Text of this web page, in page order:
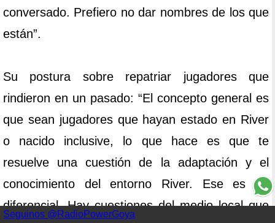
Seguinos @RadioPowerGoya
conversado. Prefiero no dar nombres de los que
están”.
Su postura sobre repatriar jugadores que
rindieron en un pasado: “El concepto general es
que sean jugadores que hayan estado en River
o nacido inclusive, lo que hace es que te
resuelve una cuestión de la adaptación y el
conocimiento del entorno River. Ese es un
diferencial. Hay cuestiones del medio local que